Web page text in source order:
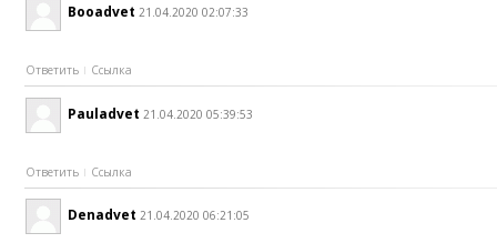
Booadvet 21.04.2020 02:07:33
Ответить Ссылка
Pauladvet 21.04.2020 05:39:53
Ответить Ссылка
Denadvet 21.04.2020 06:21:05